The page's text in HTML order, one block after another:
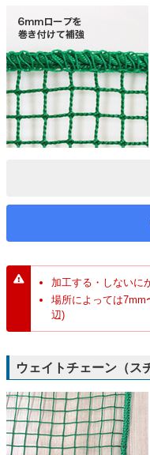
加工する・しないに
場所によっては7mm
辺)
ウェイトチェーン（ス